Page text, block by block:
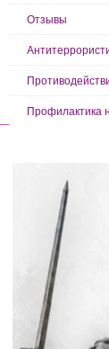
Отзывы
Профилактика